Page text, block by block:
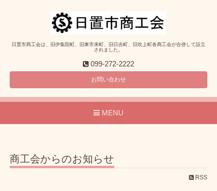
日置市商工会は、旧伊集院町、旧東市来町、旧日吉町、旧吹上町各商工会が合併して設立
されました。
099-272-2222
お問い合わせ
MENU
商工会からのお知らせ
RSS